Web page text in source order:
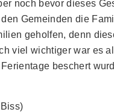
noch bevor dieses
Gemeinden die
geholfen, denn
viel wichtiger war es
beschert